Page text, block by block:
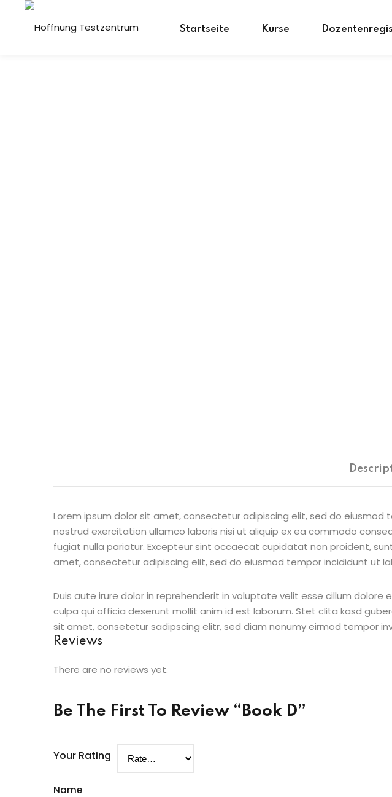
Startseite Kurse
Lorem ipsum dolor sit amet, consectetur adipiscing elit, sed do
nostrud exercitation ullamco laboris nisi ut aliquip ex ea commodo
fugiat nulla pariatur. Excepteur sint occaecat cupidatat non proident,
amet, consectetur adipiscing elit, sed do eiusmod tempor incididunt ut
Duis aute irure dolor in reprehenderit in voluptate velit esse cillum
culpa qui officia deserunt mollit anim id est laborum. Stet clita kasd
sit amet, consetetur sadipscing elitr, sed diam nonumy eirmod tempor
Reviews
There are no reviews yet.
Be The First To Review “Book D”
Your Rating
Name